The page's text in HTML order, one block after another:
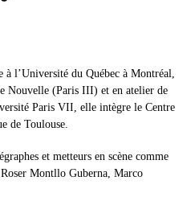
à l’Université du Québec à Montréal,
Nouvelle (Paris III) et en atelier de
Paris VII, elle intègre le Centre
de Toulouse.
et metteurs en scène comme
Montllo Guberna, Marco